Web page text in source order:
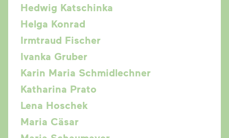
Hedwig Katschinka
Helga Konrad
Irmtraud Fischer
Ivanka Gruber
Karin Maria Schmidlechner
Katharina Prato
Lena Hoschek
Maria Cäsar